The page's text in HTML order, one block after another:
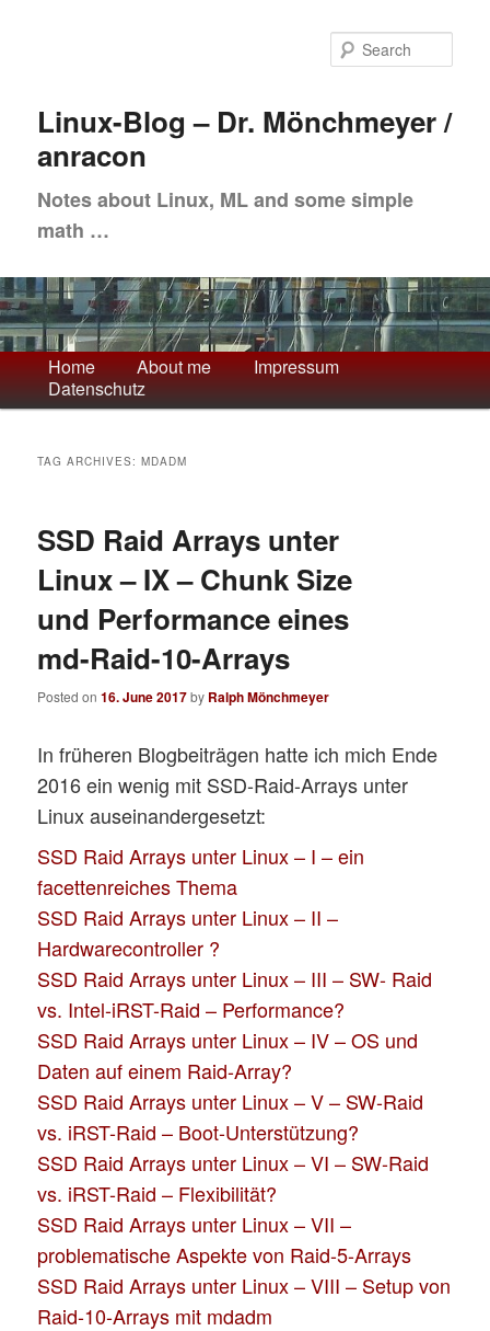
content
contentLinux-Blog – Dr. Mönchmeyer /
anracon
Notes about Linux, ML and some simple
math …
Main
menu
Home About me
Impressum
Datenschutz
TAG ARCHIVES:MDADM
SSD Raid Arrays unter
Linux – IX – Chunk Size
und Performance eines
md-Raid-10-Arrays
Posted on16. June 2017by Ralph Mönchmeyer
In früheren Blogbeiträgen hatte ich mich Ende
2016 ein wenig mit SSD-Raid-Arrays unter
Linux auseinandergesetzt:
SSD Raid Arrays unter Linux – I – ein
facettenreiches Thema
SSD Raid Arrays unter Linux – II –
Hardwarecontroller ?
SSD Raid Arrays unter Linux – III – SW- Raid
vs. Intel-iRST-Raid – Performance?
SSD Raid Arrays unter Linux – IV – OS und
Daten auf einem Raid-Array?
SSD Raid Arrays unter Linux – V – SW-Raid
vs. iRST-Raid – Boot-Unterstützung?
SSD Raid Arrays unter Linux – VI – SW-Raid
vs. iRST-Raid – Flexibilität?
SSD Raid Arrays unter Linux – VII –
problematische Aspekte von Raid-5-Arrays
SSD Raid Arrays unter Linux – VIII – Setup von
Raid-10-Arrays mit mdadm